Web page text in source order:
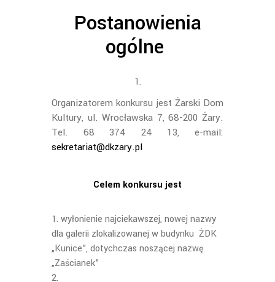
Postanowienia
ogólne
Organizatorem konkursu jest Żarski Dom
Kultury, ul. Wrocławska 7, 68-200 Żary.
Tel. 68 374 24 13, e-mail:
sekretariat@dkzary.pl
Celem konkursu jest
wyłonienie najciekawszej, nowej nazwy
dla galerii zlokalizowanej w budynku ŻDK
„Kunice”, dotychczas noszącej nazwę
„Zaścianek”